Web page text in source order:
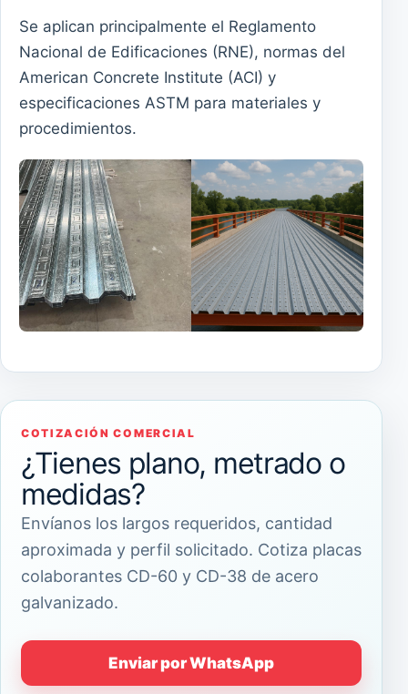
Se aplican principalmente el Reglamento
Nacional de Edificaciones (RNE), normas del
American Concrete Institute (ACI) y
especificaciones ASTM para materiales y
procedimientos.
COTIZACIÓN COMERCIAL
¿Tienes plano, metrado o
medidas?
Envíanos los largos requeridos, cantidad
aproximada y perfil solicitado. Cotiza placas
colaborantes CD-60 y CD-38 de acero
galvanizado.
Enviar por WhatsApp